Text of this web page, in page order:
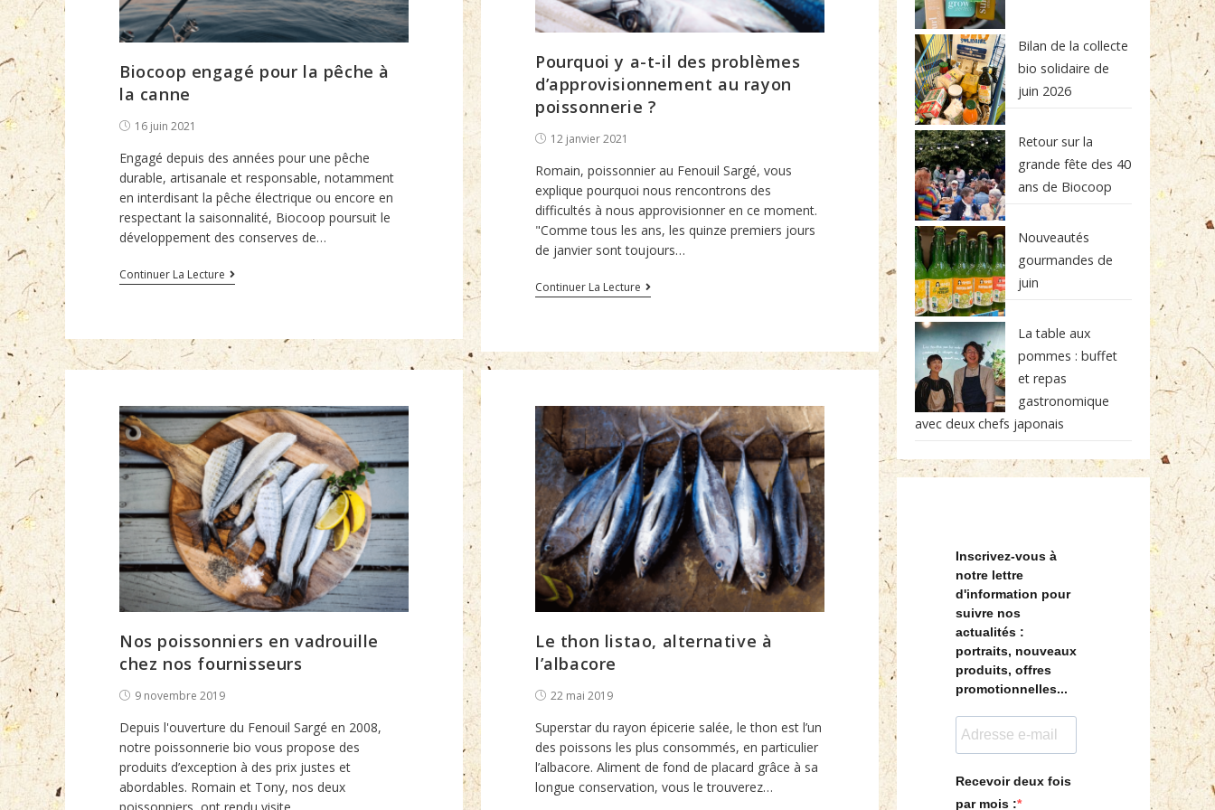
Biocoop engagé pour la pêche à
la canne
Post16 juin 2021
Engagé depuis des années pour une pêche
durable, artisanale et responsable, notamment
en interdisant la pêche électrique ou encore en
respectant la saisonnalité, Biocoop poursuit le
développement des conserves de…
Continuer La Lecture
Biocoop
la
pêche
la
canne
Pourquoi y a-t-il des problèmes
d’approvisionnement au rayon
poissonnerie ?
Post12 janvier 2021
Romain, poissonnier au Fenouil Sargé, vous
explique pourquoi nous rencontrons des
difficultés à nous approvisionner en ce moment.
"Comme tous les ans, les quinze premiers jours
de janvier sont toujours…
Continuer La Lecture
Pourquoi
t-
il
problèmes
d’approvisionnement
au
rayon
poissonnerie
?
Nos poissonniers en vadrouille
chez nos fournisseurs
Post9 novembre 2019
Depuis l'ouverture du Fenouil Sargé en 2008,
notre poissonnerie bio vous propose des
produits d’exception à des prix justes et
abordables. Romain et Tony, nos deux
Le thon listao, alternative à
l’albacore
Post22 mai 2019
Superstar du rayon épicerie salée, le thon est l’un
des poissons les plus consommés, en particulier
l’albacore. Aliment de fond de placard grâce à sa
longue conservation, vous le trouverez…
Bilan de la collecte
bio solidaire de
juin 2026
Retour sur la
grande fête des 40
ans de Biocoop
Nouveautés
gourmandes de
juin
La table aux
pommes : buffet
et repas
gastronomique
avec deux chefs japonais
Inscrivez-vous à
notre lettre
d'information pour
suivre nos
actualités :
portraits, nouveaux
produits, offres
promotionnelles...
Recevoir deux fois
par mois :